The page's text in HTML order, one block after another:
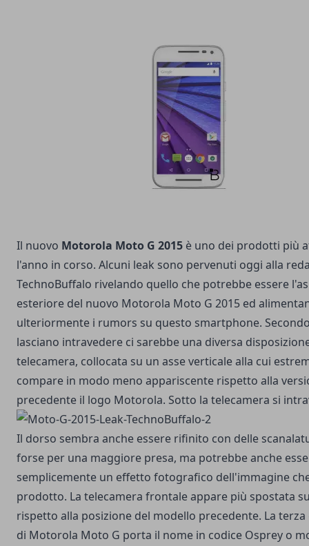
Il nuovo Motorola Moto G 2015 è uno dei prodotti più
l'anno in corso. Alcuni leak sono pervenuti oggi alla
TechnoBuffalo rivelando quello che potrebbe essere
esteriore del nuovo Motorola Moto G 2015 ed
ulteriormente i rumors su questo smartphone.
lasciano intravedere ci sarebbe una diversa
telecamera, collocata su un asse verticale alla cui
compare in modo meno appariscente rispetto alla
precedente il logo Motorola. Sotto la telecamera si
Il dorso sembra anche essere rifinito con delle
forse per una maggiore presa, ma potrebbe anche
semplicemente un effetto fotografico dell'immagine
prodotto. La telecamera frontale appare più spostata
rispetto alla posizione del modello precedente. La
di Motorola Moto G porta il nome in codice Osprey o